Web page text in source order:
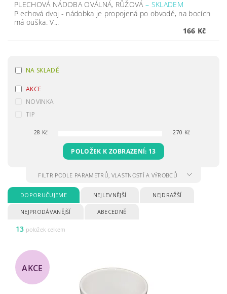
PLECHOVÁ NÁDOBA OVÁLNÁ, RŮŽOVÁ– SKLADEM
Plechová dvoj - nádobka je propojená po obvodě, na bocích
má ouška. V...
166 Kč
NA SKLADĚ
AKCE
NOVINKA
TIP
28 Kč 270 Kč
POLOŽEK K ZOBRAZENÍ: 13
FILTR PODLE PARAMETRŮ, VLASTNOSTÍ A VÝROBCŮ
DOPORUČUJEME NEJLEVNĚJŠÍ NEJDRAŽŠÍ
NEJPRODÁVANĚJŠÍ ABECEDNĚ
13 položek celkem
AKCE